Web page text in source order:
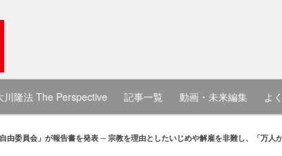
川隆法 The Perspective 記事一覧 動画・未来編集 よ
由委員会」が報告書を発表 ─ 宗教を理由としたいじめや解雇を非難し、「万人